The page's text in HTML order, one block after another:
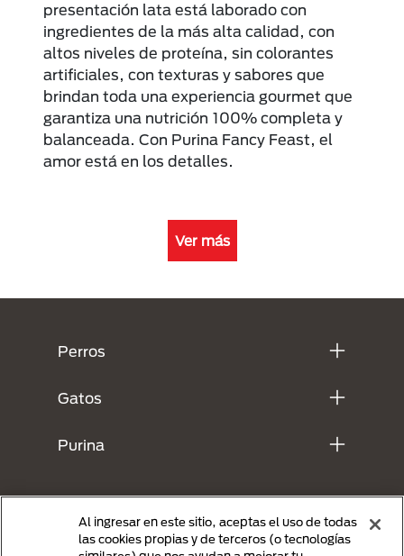
presentación lata está laborado con
ingredientes de la más alta calidad, con
altos niveles de proteína, sin colorantes
artificiales, con texturas y sabores que
brindan toda una experiencia gourmet que
garantiza una nutrición 100% completa y
balanceada. Con Purina Fancy Feast, el
amor está en los detalles.
Ver más
Perros
Gatos
Purina
Al ingresar en este sitio, aceptas el uso de todas
las cookies propias y de terceros (o tecnologías